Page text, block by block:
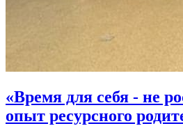
«Время для себя - не
опыт ресурсного